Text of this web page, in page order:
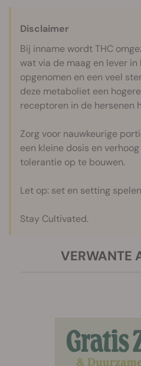
Disclaimer
Bij inname wordt THC
wat via de maag en lever
opgenomen en een veel
deze metaboliet een
receptoren in de hersenen
Zorg voor nauwkeurige
een kleine dosis en
tolerantie op te bouwen.
Let op: set en setting
Stay Cultivated.
VERWANTE